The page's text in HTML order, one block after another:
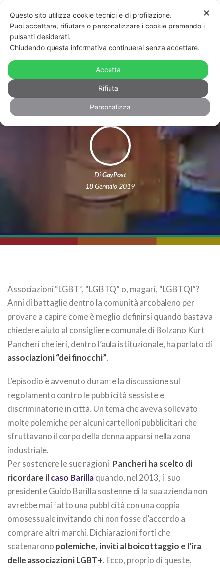
Gay? No, “fin*cchi”. L’imbarazzante
discorso del consigliere leghista
DiGayPost
18 Gennaio 2019
Associazioni “LGBT”, “LGBTQ” o, magari, “LGBTQI”?
Anni di battaglie dentro la comunità arcobaleno per
provare a capire come è meglio definirsi quando bastava
chiedere aiuto al consigliere comunale di Bolzano Kurt
Pancheri che ieri, dentro l’aula istituzionale, ha parlato di
associazioni “dei finocchi”.
L’episodio è avvenuto durante la discussione sul
regolamento contro le pubblicità sessiste e
discriminatorie in città. Un tema che aveva sollevato
molte polemiche per alcuni cartelloni pubblicitari che
sfruttavano il corpo della donna apparsi nella zona
industriale.
Per sostenere le sue ragioni, Pancheri ha scelto di
ricordare ilcaso Barillaquando, nel 2013, il suo
presidente Guido Barilla sostenne di la sua azienda non
avrebbe mai fatto una pubblicità con una coppia
omosessuale invitando chi non fosse d’accordo a
comprare altri marchi. Dichiarazioni forti che
scatenarono polemiche, inviti al boicottaggio e l’ira
delle associazioni LGBT+. Ecco, proprio di queste,
✕
Questo sito utilizza cookie tecnici e di profilazione.
Puoi accettare, rifiutare o personalizzare i cookie premendo i
pulsanti desiderati.
Chiudendo questa informativa continuerai senza accettare.
Accetta
Rifiuta
Personalizza